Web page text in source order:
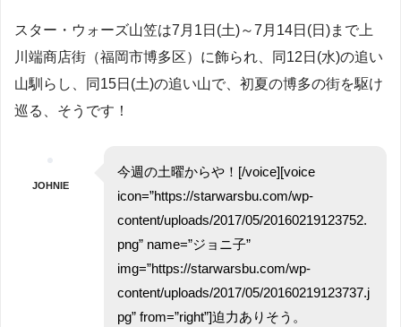
スター・ウォーズ山笠は7月1日(土)～7月14日(日)まで上
川端商店街（福岡市博多区）に飾られ、同12日(水)の追い
山馴らし、同15日(土)の追い山で、初夏の博多の街を駆け
巡る、そうです！
JOHNIE
今週の土曜からや！[/voice][voice
icon=”https://starwarsbu.com/wp-
content/uploads/2017/05/20160219123752.
png” name=”ジョニ子”
img=”https://starwarsbu.com/wp-
content/uploads/2017/05/20160219123737.j
pg” from=”right”]迫力ありそう。